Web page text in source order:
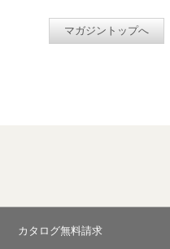
マガジントップへ
カタログ無料請求